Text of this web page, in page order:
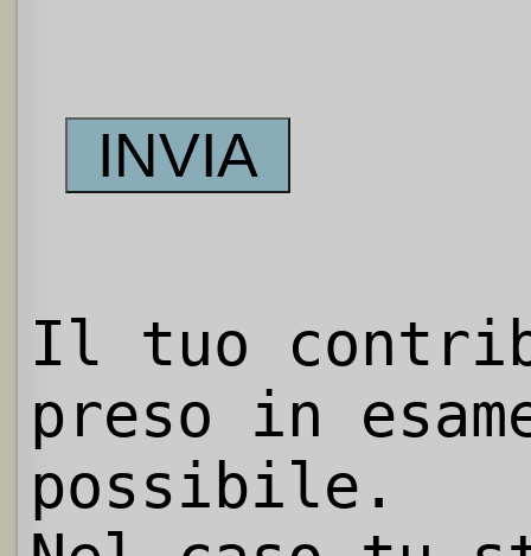
Il tuo
preso in
possibile.